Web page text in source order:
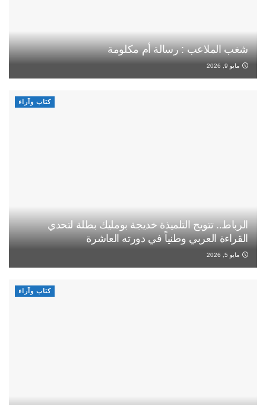
شغب الملاعب : رسالة أم مكلومة
مايو 9, 2026
كتاب وآراء
الرباط.. تتويج التلميذة خديجة بومليك بطلة لتحدي
القراءة العربي وطنياً في دورته العاشرة
مايو 5, 2026
كتاب وآراء